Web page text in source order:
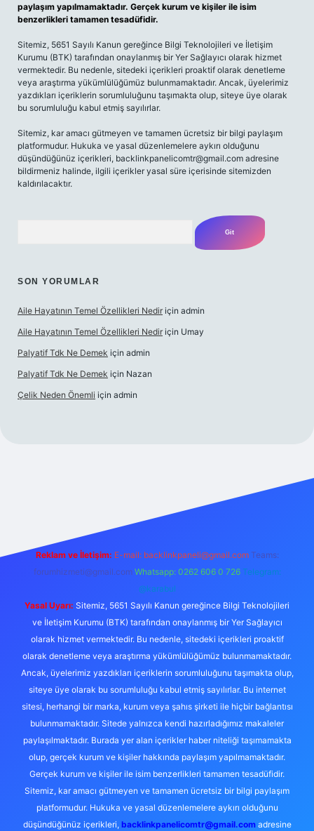
paylaşım yapılmamaktadır. Gerçek kurum ve kişiler ile isim
benzerlikleri tamamen tesadüfidir.
Sitemiz, 5651 Sayılı Kanun gereğince Bilgi Teknolojileri ve İletişim
Kurumu (BTK) tarafından onaylanmış bir Yer Sağlayıcı olarak hizmet
vermektedir. Bu nedenle, sitedeki içerikleri proaktif olarak denetleme
veya araştırma yükümlülüğümüz bulunmamaktadır. Ancak, üyelerimiz
yazdıkları içeriklerin sorumluluğunu taşımakta olup, siteye üye olarak
bu sorumluluğu kabul etmiş sayılırlar.
Sitemiz, kar amacı gütmeyen ve tamamen ücretsiz bir bilgi paylaşım
platformudur. Hukuka ve yasal düzenlemelere aykırı olduğunu
düşündüğünüz içerikleri, backlinkpanelicomtr@gmail.com adresine
bildirmeniz halinde, ilgili içerikler yasal süre içerisinde sitemizden
kaldırılacaktır.
SON YORUMLAR
Aile Hayatının Temel Özellikleri Nedir için admin
Aile Hayatının Temel Özellikleri Nedir için Umay
Palyatif Tdk Ne Demek için admin
Palyatif Tdk Ne Demek için Nazan
Çelik Neden Önemli için admin
Reklam ve İletişim: E-mail: backlinkpaneli@gmail.com Teams:
forumhizmeti@gmail.com Whatsapp: 0262 606 0 726 Telegram:
@karabul
Yasal Uyarı: Sitemiz, 5651 Sayılı Kanun gereğince Bilgi Teknolojileri
ve İletişim Kurumu (BTK) tarafından onaylanmış bir Yer Sağlayıcı
olarak hizmet vermektedir. Bu nedenle, sitedeki içerikleri proaktif
olarak denetleme veya araştırma yükümlülüğümüz bulunmamaktadır.
Ancak, üyelerimiz yazdıkları içeriklerin sorumluluğunu taşımakta olup,
siteye üye olarak bu sorumluluğu kabul etmiş sayılırlar. Bu internet
sitesi, herhangi bir marka, kurum veya şahıs şirketi ile hiçbir bağlantısı
bulunmamaktadır. Sitede yalnızca kendi hazırladığımız makaleler
paylaşılmaktadır. Burada yer alan içerikler haber niteliği taşımamakta
olup, gerçek kurum ve kişiler hakkında paylaşım yapılmamaktadır.
Gerçek kurum ve kişiler ile isim benzerlikleri tamamen tesadüfidir.
Sitemiz, kar amacı gütmeyen ve tamamen ücretsiz bir bilgi paylaşım
platformudur. Hukuka ve yasal düzenlemelere aykırı olduğunu
düşündüğünüz içerikleri, backlinkpanelicomtr@gmail.comadresine